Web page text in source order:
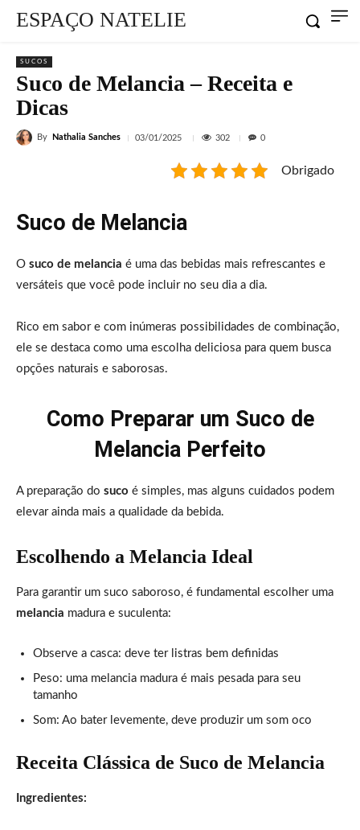
ESPAÇO NATELIE
SUCOS
Suco de Melancia – Receita e
Dicas
By Nathalia Sanches 03/01/2025 302 0
Obrigado
Suco de Melancia
O suco de melancia é uma das bebidas mais refrescantes e
versáteis que você pode incluir no seu dia a dia.
Rico em sabor e com inúmeras possibilidades de combinação,
ele se destaca como uma escolha deliciosa para quem busca
opções naturais e saborosas.
Como Preparar um Suco de
Melancia Perfeito
A preparação do suco é simples, mas alguns cuidados podem
elevar ainda mais a qualidade da bebida.
Escolhendo a Melancia Ideal
Para garantir um suco saboroso, é fundamental escolher uma
melancia madura e suculenta:
Observe a casca: deve ter listras bem definidas
Peso: uma melancia madura é mais pesada para seu
tamanho
Som: Ao bater levemente, deve produzir um som oco
Receita Clássica de Suco de Melancia
Ingredientes: